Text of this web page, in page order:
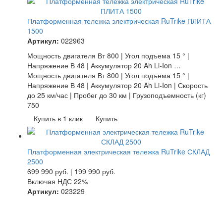
Платформенная тележка электрическая RuTrike ПЛИТА
1500
Артикул: 022963
Мощность двигателя Вт 800 | Угол подъема 15 ° |
Напряжение В 48 | Аккумулятор 20 Ah Li-Ion …
Мощность двигателя Вт 800 | Угол подъема 15 ° |
Напряжение В 48 | Аккумулятор 20 Ah Li-Ion | Скорость
до 25 км/час | Пробег до 30 км | Грузоподъемность (кг)
750
Купить в 1 клик
Купить
Платформенная электрическая тележка RuTrike СКЛАД
2500
699 990 руб. | 199 990 руб.
Включая НДС 22%
Артикул: 023229